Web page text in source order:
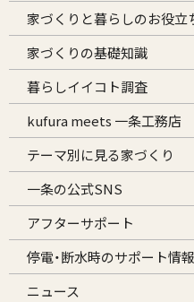
家づくりと暮らしのお役立
家づくりの基礎知識
暮らしイイコト調査
kufura meets 一条工務店
テーマ別に見る家づくり
一条の公式SNS
アフターサポート
停電・断水時のサポート情報
ニュース